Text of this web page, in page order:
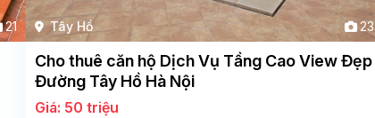
21 Tây Hồ 23
Cho thuê căn hộ Dịch Vụ Tầng Cao View Đẹp
Đường Tây Hồ Hà Nội
Giá: 50 triệu